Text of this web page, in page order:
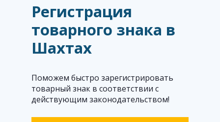
Регистрация
товарного знака в
Шахтах
Поможем быстро зарегистрировать
товарный знак в соответствии с
действующим законодательством!